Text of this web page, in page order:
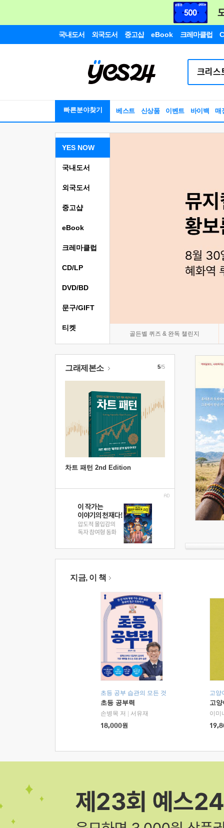
국내도서 외국도서 중고샵 eBook 크레마클럽
빠른분야찾기 베스트 신상품 이벤트 바이백 매
YES NOW
골든벨 퀴즈 & 완독 챌린지
국내도서
외국도서
중고샵
eBook
크레마클럽
CD/LP
DVD/BD
문구/GIFT
티켓
그래제본소
차트 패턴 2nd Edition
5/5
지금, 이 책
초등 공부 습관의 모든 것
초등 공부력
손병목 저
서유재
18,000원
고양
고
이미